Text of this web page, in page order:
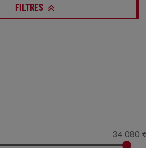
FILTRES
34 080